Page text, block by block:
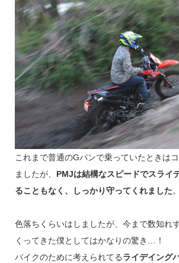
これまで普通のGパンで乗っていたときは
ましたが、 PMJは結構なスピードでスライ
ることもなく、しっかり守ってくれました。
色落ちくらいはしましたが、今まで数知れ
くってきた僕としてはかなりの驚き…！
バイクのために考えられてるライデイング